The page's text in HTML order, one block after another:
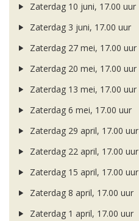
Zaterdag 10 juni, 17.00 uur
Zaterdag 3 juni, 17.00 uur
Zaterdag 27 mei, 17.00 uur
Zaterdag 20 mei, 17.00 uur
Zaterdag 13 mei, 17.00 uur
Zaterdag 6 mei, 17.00 uur
Zaterdag 29 april, 17.00 uur
Zaterdag 22 april, 17.00 uur
Zaterdag 15 april, 17.00 uur
Zaterdag 8 april, 17.00 uur
Zaterdag 1 april, 17.00 uur